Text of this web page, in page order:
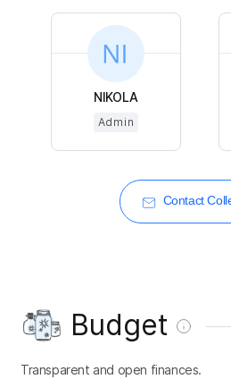
NIKOLA
Admin
Contact
Budget
Transparent and open finances.